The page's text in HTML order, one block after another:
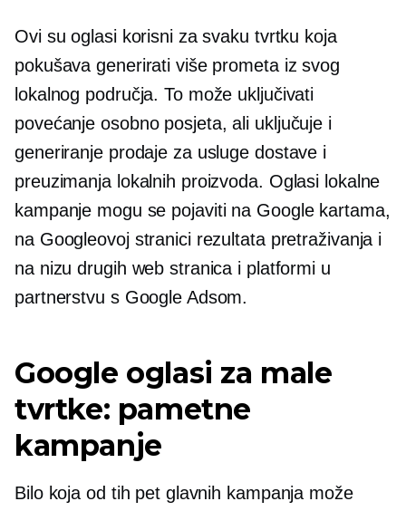
Ovi su oglasi korisni za svaku tvrtku koja
pokušava generirati više prometa iz svog
lokalnog područja. To može uključivati ​​
povećanjeosobnoposjeta, ali uključuje i
generiranje prodaje za usluge dostave i
preuzimanja lokalnih proizvoda. Oglasi lokalne
kampanje mogu se pojaviti na Google kartama,
na Googleovoj stranici rezultata pretraživanja i
na nizu drugih web stranica i platformi u
partnerstvu s Google Adsom.
Google oglasi za male
tvrtke: pametne
kampanje
Bilo koja od tih pet glavnih kampanja može